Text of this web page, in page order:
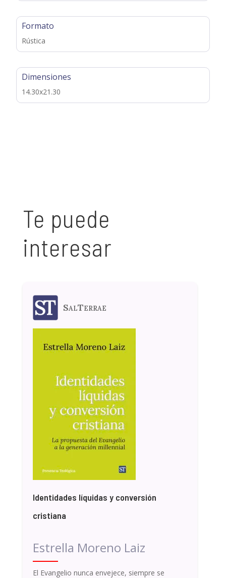
Formato
Rústica
Dimensiones
14.30x21.30
Te puede
interesar
SalTerrae
Identidades líquidas y conversión
cristiana
Estrella Moreno Laiz
El Evangelio nunca envejece, siempre se